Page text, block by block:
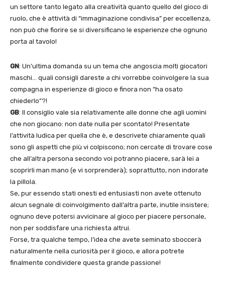
un settore tanto legato alla creatività quanto quello del gioco di
ruolo, che è attività di “immaginazione condivisa” per eccellenza,
non può che fiorire se si diversificano le esperienze che ognuno
porta al tavolo!
GN: Un’ultima domanda su un tema che angoscia molti giocatori
maschi… quali consigli dareste a chi vorrebbe coinvolgere la sua
compagna in esperienze di gioco e finora non “ha osato
chiederlo”?!
GB: Il consiglio vale sia relativamente alle donne che agli uomini
che non giocano: non date nulla per scontato! Presentate
l’attività ludica per quella che è, e descrivete chiaramente quali
sono gli aspetti che più vi colpiscono; non cercate di trovare cose
che all’altra persona secondo voi potranno piacere, sarà lei a
scoprirli man mano (e vi sorprenderà); soprattutto, non indorate
la pillola.
Se, pur essendo stati onesti ed entusiasti non avete ottenuto
alcun segnale di coinvolgimento dall’altra parte, inutile insistere;
ognuno deve potersi avvicinare al gioco per piacere personale,
non per soddisfare una richiesta altrui.
Forse, tra qualche tempo, l’idea che avete seminato sboccerà
naturalmente nella curiosità per il gioco, e allora potrete
finalmente condividere questa grande passione!